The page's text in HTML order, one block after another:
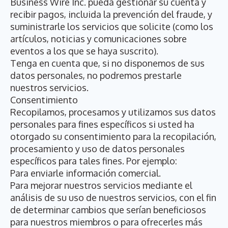
recibir pagos, incluida la prevención del fraude, y
suministrarle los servicios que solicite (como los
artículos, noticias y comunicaciones sobre
eventos a los que se haya suscrito).
Tenga en cuenta que, si no disponemos de sus
datos personales, no podremos prestarle
nuestros servicios.
Consentimiento
Recopilamos, procesamos y utilizamos sus datos
personales para fines específicos si usted ha
otorgado su consentimiento para la recopilación,
procesamiento y uso de datos personales
específicos para tales fines. Por ejemplo:
Para enviarle información comercial.
Para mejorar nuestros servicios mediante el
análisis de su uso de nuestros servicios, con el fin
de determinar cambios que serían beneficiosos
para nuestros miembros o para ofrecerles más